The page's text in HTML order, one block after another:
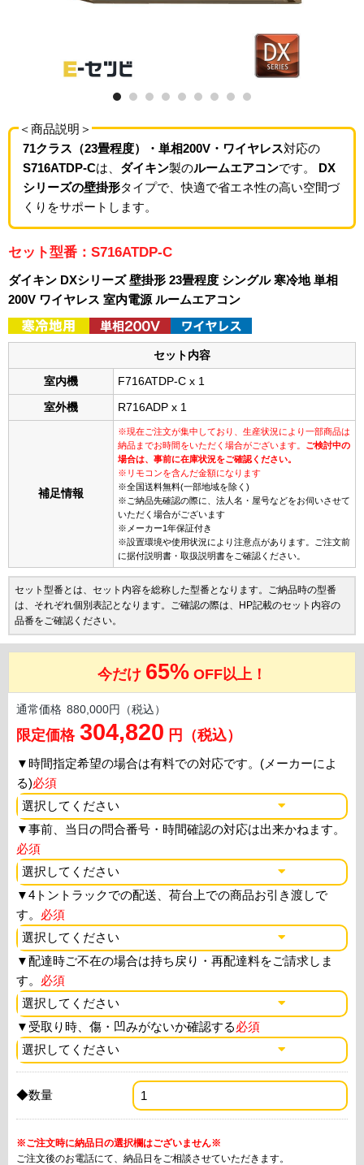
＜商品説明＞
71クラス（23畳程度）・単相200V・ワイヤレス対応の
S716ATDP-Cは、 ダイキン製のルームエアコンです。 DX
シリーズの壁掛形タイプで、快適で省エネ性の高い空間づ
くりをサポートします。
セット型番：S716ATDP-C
ダイキン DXシリーズ 壁掛形 23畳程度 シングル 寒冷地 単相
200V ワイヤレス 室内電源 ルームエアコン
セット内容
室内機 F716ATDP-C x 1
室外機 R716ADP x 1
補足情報
※現在ご注文が集中しており、生産状況により一部商品は
納品までお時間をいただく場合がございます。 ご検討中の
場合は、事前に在庫状況をご確認ください。
※リモコンを含んだ金額になります
※全国送料無料(一部地域を除く)
※ご納品先確認の際に、法人名・屋号などをお伺いさせて
いただく場合がございます
※メーカー1年保証付き
※設置環境や使用状況により注意点があります。ご注文前
に据付説明書・取扱説明書をご確認ください。
セット型番とは、セット内容を総称した型番となります。ご納品時の型番
は、それぞれ個別表記となります。ご確認の際は、HP記載のセット内容の
品番をご確認ください。
今だけ 65% OFF以上！
通常価格 880,000円（税込）
限定価格 304,820 円（税込）
▼時間指定希望の場合は有料での対応です。(メーカーによ
る)必須
▼事前、当日の問合番号・時間確認の対応は出来かねます。
必須
▼4トントラックでの配送、荷台上での商品お引き渡しで
す。 必須
▼配達時ご不在の場合は持ち戻り・再配達料をご請求しま
す。 必須
▼ 受取り時、傷・凹みがないか確認する必須
◆数量
※ご注文時に納品日の選択欄はございません※
ご注文後のお電話にて、納品日をご相談させていただきます。